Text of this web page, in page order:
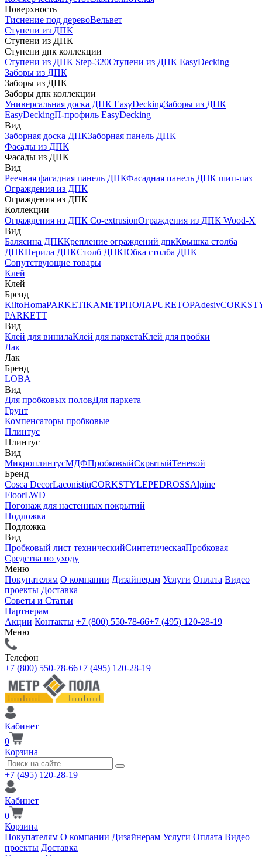
Поверхность
Тиснение под деревоВельвет
Ступени из ДПК
Ступени из ДПК
Ступени дпк коллекции
Ступени из ДПК Step-320Ступени из ДПК EasyDecking
Заборы из ДПК
Заборы из ДПК
Заборы дпк коллекции
Универсальная доска ДПК EasyDeckingЗаборы из ДПК
EasyDeckingП-профиль EasyDecking
Вид
Заборная доска ДПКЗаборная панель ДПК
Фасады из ДПК
Фасады из ДПК
Вид
Реечная фасадная панель ДПКФасадная панель ДПК шип-паз
Ограждения из ДПК
Ограждения из ДПК
Коллекции
Ограждения из ДПК Co-extrusionОграждения из ДПК Wood-X
Вид
Балясина ДПККрепление ограждений дпкКрышка столба
ДПКПерила ДПКСтолб ДПКЮбка столба ДПК
Сопутствующие товары
Клей
Клей
Бренд
KiltoHomaPARKETIKAМЕТРПОЛАPURETOPAdesiv
PARKETT
Вид
Клей для винилаКлей для паркетаКлей для пробки
Лак
Лак
Бренд
LOBA
Вид
Для пробковых половДля паркета
Грунт
Компенсаторы пробковые
Плинтус
Плинтус
Вид
МикроплинтусМДФПробковыйСкрытыйТеневой
Бренд
Cosca DecorLaconistiqCORKSTYLEPEDROSSAlpine
FloorLWD
Погонаж для настенных покрытий
Подложка
Подложка
Вид
Пробковый лист техническийСинтетическаяПробковая
Средства по уходу
Меню
Покупателям О компании Дизайнерам Услуги Оплата Видео
проекты Доставка
Советы и Статьи
Партнерам
Акции Контакты +7 (800) 550-78-66+7 (495) 120-28-19
Меню
Телефон
+7 (800) 550-78-66+7 (495) 120-28-19
Кабинет
0
Корзина
+7 (495) 120-28-19
Кабинет
0
Корзина
Покупателям О компании Дизайнерам Услуги Оплата Видео
проекты Доставка